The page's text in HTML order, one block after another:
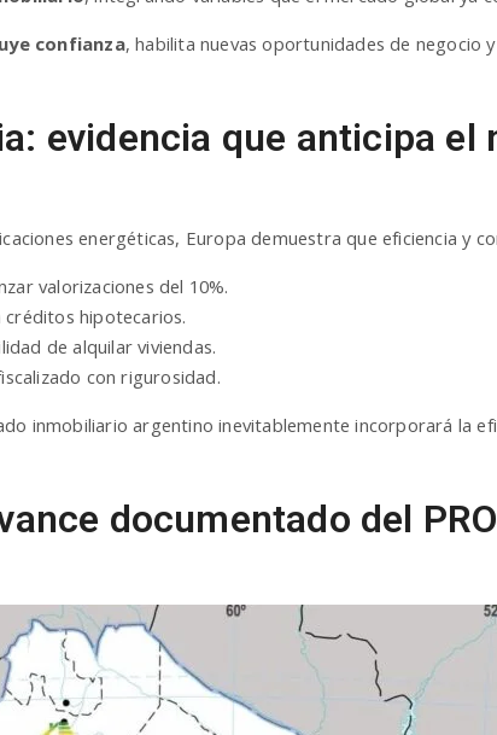
confianza, habilita nuevas oportunidades de negocio
evidencia que anticipa el
energéticas, Europa demuestra que eficiencia y
valorizaciones del 10%.
hipotecarios.
de alquilar viviendas.
con rigurosidad.
inmobiliario argentino inevitablemente incorporará la
documentado del